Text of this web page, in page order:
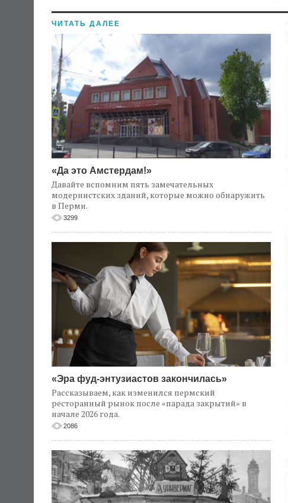
ЧИТАТЬ ДАЛЕЕ
«Да это Амстердам!»
Давайте вспомним пять замечательных
модернистских зданий, которые можно обнаружить
в Перми.
3299
«Эра фуд-энтузиастов закончилась»
Рассказываем, как изменился пермский
ресторанный рынок после «парада закрытий» в
начале 2026 года.
2086